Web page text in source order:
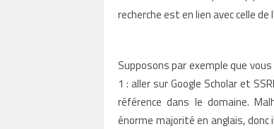
recherche est en lien avec celle de
Supposons par exemple que
1 : aller sur Google Scholar et
référence dans le domaine.
énorme majorité en anglais, donc